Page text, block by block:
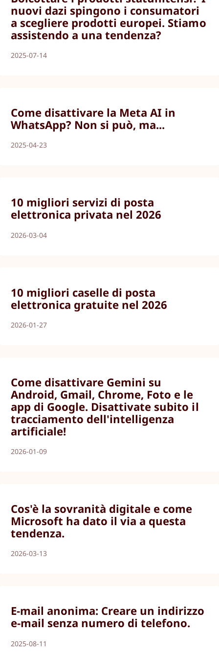
nuovi dazi spingono i consumatori
a scegliere prodotti europei. Stiamo
assistendo a una tendenza?
2025-07-14
Come disattivare la Meta AI in
WhatsApp? Non si può, ma...
2025-04-23
10 migliori servizi di posta
elettronica privata nel 2026
2026-03-04
10 migliori caselle di posta
elettronica gratuite nel 2026
2026-01-27
Come disattivare Gemini su
Android, Gmail, Chrome, Foto e le
app di Google. Disattivate subito il
tracciamento dell'intelligenza
artificiale!
2026-01-09
Cos'è la sovranità digitale e come
Microsoft ha dato il via a questa
tendenza.
2026-03-13
E-mail anonima: Creare un indirizzo
e-mail senza numero di telefono.
2025-08-11